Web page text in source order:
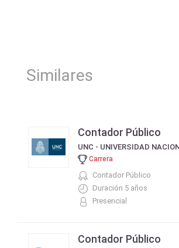
Similares
Contador Público
Carrera
Contador Público
Duración 5 años
Presencial
Contador Público